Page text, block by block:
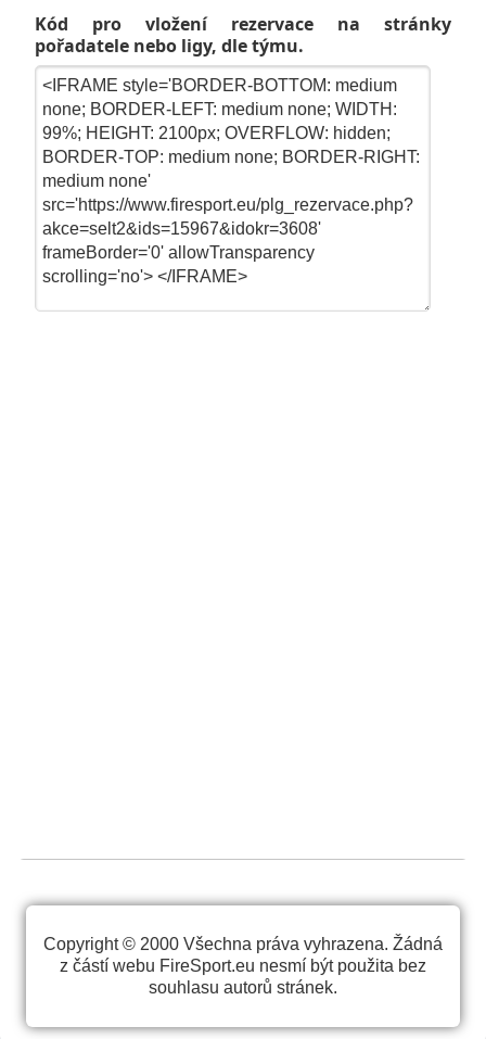
Kód pro vložení rezervace na stránky
pořadatele nebo ligy, dle týmu.
Copyright © 2000 Všechna práva vyhrazena. Žádná
z částí webu FireSport.eu nesmí být použita bez
souhlasu autorů stránek.